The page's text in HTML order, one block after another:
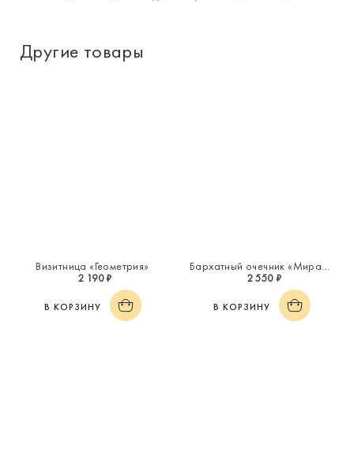
Другие товары
Визитница «Геометрия»
2 190 ₽
В КОРЗИНУ
Бархатный очечник «Миражи»
2 550 ₽
В КОРЗИНУ